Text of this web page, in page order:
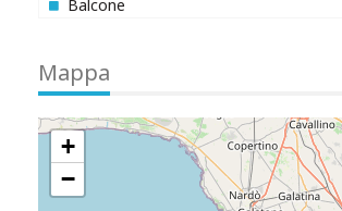
Balcone
Mappa
+
−